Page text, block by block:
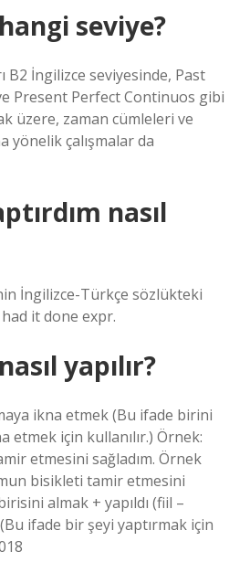
seviye?
B2 İngilizce seviyesinde, Past
Present Perfect Continuos gibi
üzere, zaman cümleleri ve
yönelik çalışmalar da
nasıl
İngilizce-Türkçe sözlükteki
it done expr.
yapılır?
ikna etmek (Bu ifade birini
etmek için kullanılır.) Örnek:
etmesini sağladım. Örnek
bisikleti tamir etmesini
almak + yapıldı (fiil –
ifade bir şeyi yaptırmak için